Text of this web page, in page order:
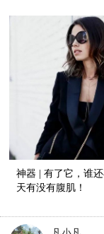
神器 | 有了它，谁
天有没有腹肌！